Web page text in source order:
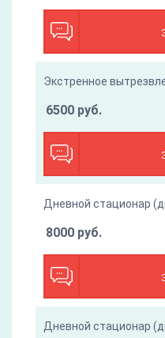
Экстренное
6500 руб.
Дневной стационар
8000 руб.
Дневной стационар